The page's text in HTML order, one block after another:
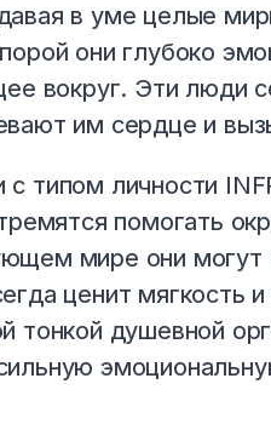
в уме целые
они глубоко
вокруг. Эти люди
им сердце и
типом личности
помогать
мире они могут
ценит мягкость
душевной